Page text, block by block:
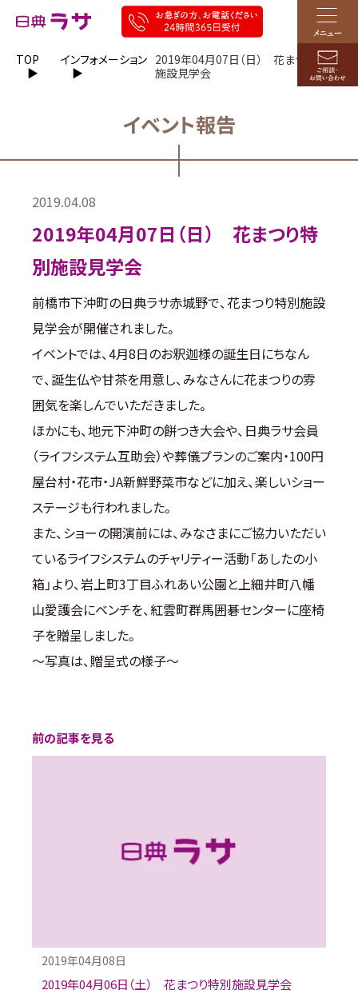
TOP インフォメーション 2019年04月07日（日） 花まつり特別
施設見学会
イベント報告
2019.04.08
2019年04月07日（日） 花まつり特
別施設見学会
前橋市下沖町の日典ラサ赤城野で、花まつり特別施設
見学会が開催されました。
イベントでは、4月8日のお釈迦様の誕生日にちなん
で、誕生仏や甘茶を用意し、みなさんに花まつりの雰
囲気を楽しんでいただきました。
ほかにも、地元下沖町の餅つき大会や、日典ラサ会員
（ライフシステム互助会）や葬儀プランのご案内・100円
屋台村・花市・JA新鮮野菜市などに加え、楽しいショー
ステージも行われました。
また、ショーの開演前には、みなさまにご協力いただい
ているライフシステムのチャリティー活動「あしたの小
箱」より、岩上町3丁目ふれあい公園と上細井町八幡
山愛護会にベンチを、紅雲町群馬囲碁センターに座椅
子を贈呈しました。
～写真は、贈呈式の様子～
前の記事を見る
2019年04月08日
2019年04月06日（土） 花まつり特別施設見学会